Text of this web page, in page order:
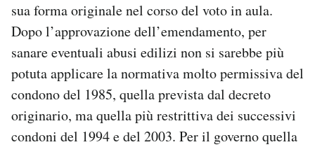
sua forma originale nel corso del voto in aula.
Dopo l’approvazione dell’emendamento, per
sanare eventuali abusi edilizi non si sarebbe più
potuta applicare la normativa molto permissiva del
condono del 1985, quella prevista dal decreto
originario, ma quella più restrittiva dei successivi
condoni del 1994 e del 2003. Per il governo quella